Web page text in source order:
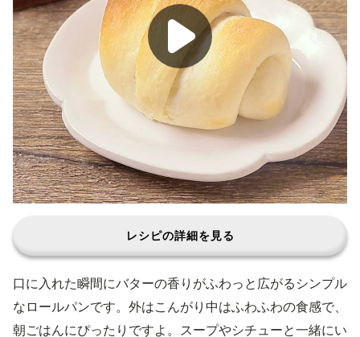
レシピの詳細を見る
口に入れた瞬間にバターの香りがふわっと広がるシンプル
なロールパンです。外はこんがり中はふわふわの食感で、
朝ごはんにぴったりですよ。スープやシチューと一緒にい